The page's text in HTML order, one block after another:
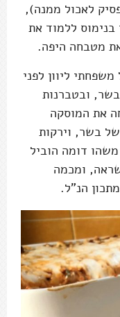
לאכול ממנה),
ללמוד את
את מטבחה היפה.
ליוון לפני
ובטברנות
את המוסקה
בשר, וירקות
דומה הוביל
ומכמה
הנ"ל.